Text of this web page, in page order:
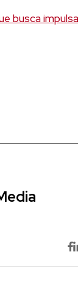
busca